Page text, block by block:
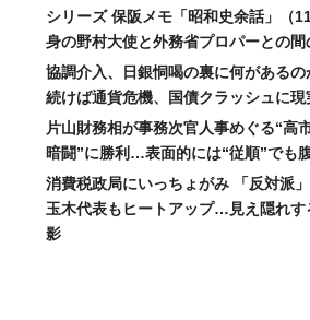
シリーズ 保阪メモ「昭和史余話」（
身の野村大使と外務省プロパーとの間
協調介入、日銀恫喝の裏に何がある
続けば通貨危機、国債クラッシュに現
片山財務相が事務次官人事めぐる“高
暗闘”に勝利…表面的には“従順”でも
消費税政局にいっちょがみ 「反対派
玉木代表もヒートアップ…見え隠れす
影